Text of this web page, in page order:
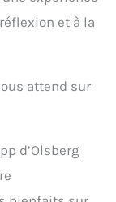
et à la
attend sur
d’Olsberg